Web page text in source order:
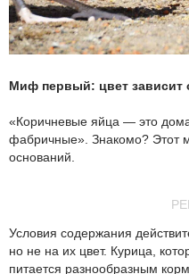
Миф первый: цвет зависит
«Коричневые яйца — это
фабричные». Знакомо? Этот
оснований.
Условия содержания
но не на их цвет. Курица,
питается разнообразным